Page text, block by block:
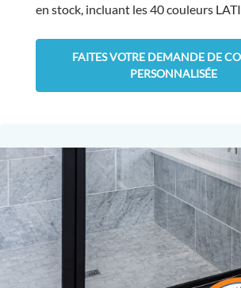
en stock, incluant les 40 couleurs
FAITES VOTRE DEMANDE DE
PERSONNALISÉE